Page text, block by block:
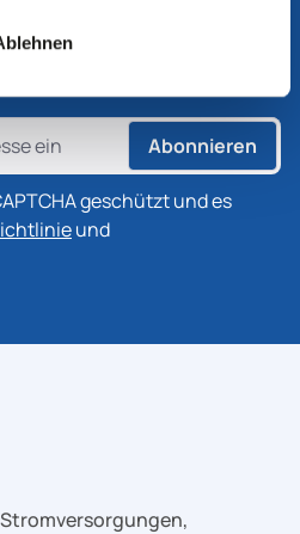
Technologien und
Abonnieren
geschützt und es
und